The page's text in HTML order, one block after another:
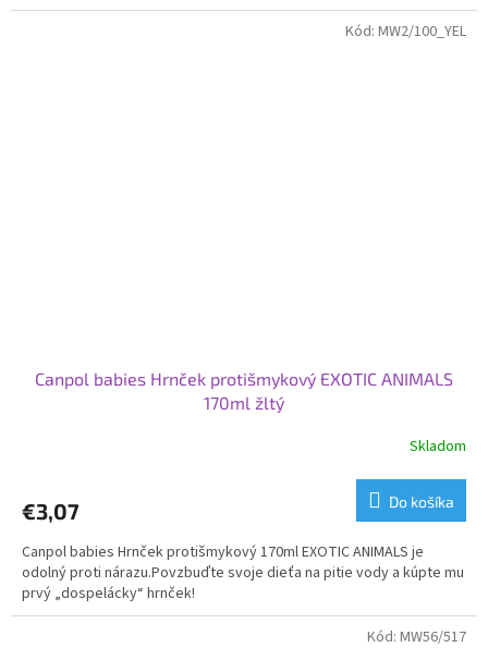
Canpol babies Hrnček protišmykový EXOTIC ANIMALS
170ml žltý
Skladom
€3,07 Do košíka
Canpol babies Hrnček protišmykový 170ml EXOTIC ANIMALS je
odolný proti nárazu.Povzbuďte svoje dieťa na pitie vody a kúpte mu
prvý „dospelácky“ hrnček!
Kód: MW2/100_YEL
Kód: MW56/517